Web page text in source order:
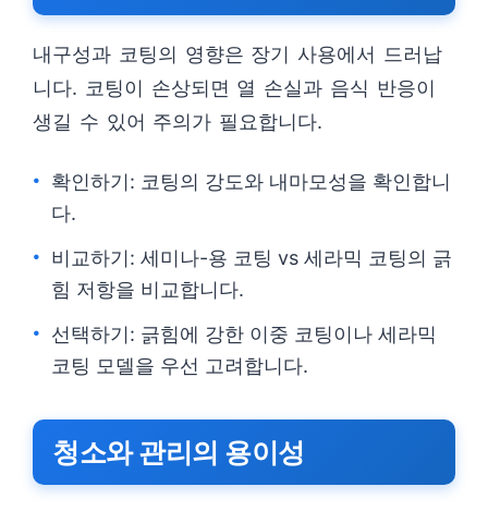
내구성과 코팅의 영향은 장기 사용에서 드러납
니다. 코팅이 손상되면 열 손실과 음식 반응이
생길 수 있어 주의가 필요합니다.
확인하기: 코팅의 강도와 내마모성을 확인합니
다.
비교하기: 세미나-용 코팅 vs 세라믹 코팅의 긁
힘 저항을 비교합니다.
선택하기: 긁힘에 강한 이중 코팅이나 세라믹
코팅 모델을 우선 고려합니다.
청소와 관리의 용이성